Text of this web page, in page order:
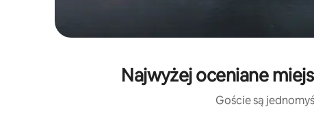
Najwyżej oceniane
Goście są